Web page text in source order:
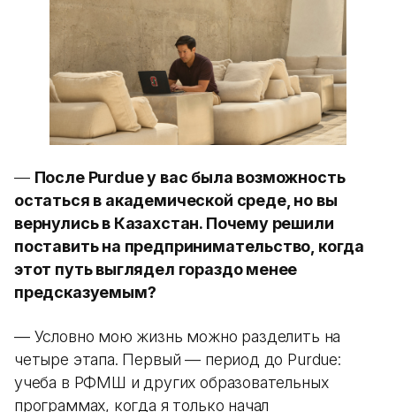
— После Purdue у вас была возможность
остаться в академической среде, но вы
вернулись в Казахстан. Почему решили
поставить на предпринимательство, когда
этот путь выглядел гораздо менее
предсказуемым?
— Условно мою жизнь можно разделить на
четыре этапа. Первый — период до Purdue:
учеба в РФМШ и других образовательных
программах, когда я только начал